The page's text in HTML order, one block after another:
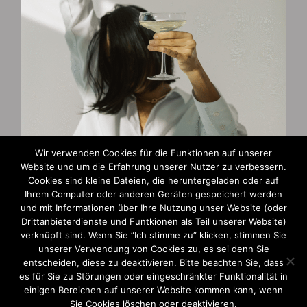
Zahlungsarten
AGB und Widerruf
Impressum
Datenschutzerklärung
Wir verwenden Cookies für die Funktionen auf unserer
Website und um die Erfahrung unserer Nutzer zu verbessern.
Cookies sind kleine Dateien, die heruntergeladen oder auf
Ihrem Computer oder anderen Geräten gespeichert werden
und mit Informationen über Ihre Nutzung unser Website (oder
Drittanbieterdienste und Funtkionen als Teil unserer Website)
verknüpft sind. Wenn Sie ”Ich stimme zu” klicken, stimmen Sie
unserer Verwendung von Cookies zu, es sei denn Sie
entscheiden, diese zu deaktivieren. Bitte beachten Sie, dass
es für Sie zu Störungen oder eingeschränkter Funktionalität in
einigen Bereichen auf unserer Website kommen kann, wenn
Sie Cookies löschen oder deaktivieren.